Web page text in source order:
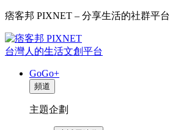
痞客邦 PIXNET – 分享生活的社群平台
台灣人的生活文創平台
GoGo+
頻道
主題企劃